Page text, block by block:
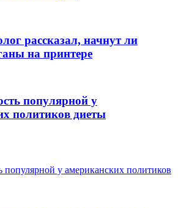
рассказал, начнут ли
на принтере
популярной у
политиков диеты
популярной у американских политиков